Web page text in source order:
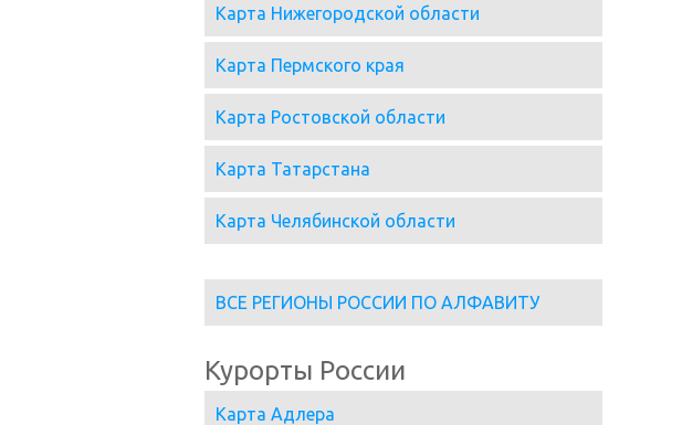
Карта Нижегородской области
Карта Пермского края
Карта Ростовской области
Карта Татарстана
Карта Челябинской области
ВСЕ РЕГИОНЫ РОССИИ ПО АЛФАВИТУ
Курорты России
Карта Адлера